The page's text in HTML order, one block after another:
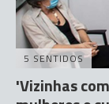
5 SENTIDOS
'Vizinhas